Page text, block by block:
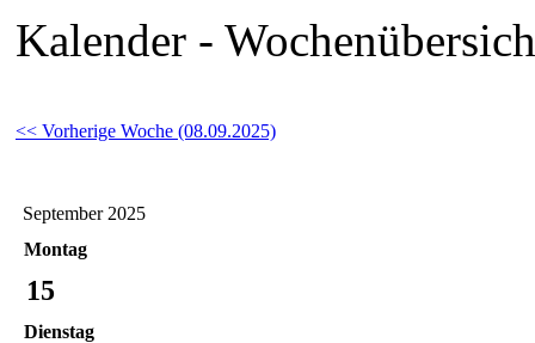
Kalender -
<< Vorherige Woche (08.09.2025)
September 2025
Montag
15
Dienstag